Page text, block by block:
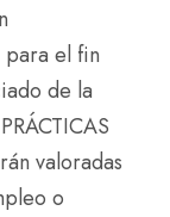
para el fin
de la
valoradas
o